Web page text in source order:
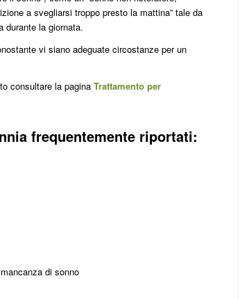
a svegliarsi troppo presto la mattina” tale da
durante la giornata.
vi siano adeguate circostanze per un
consultare la pagina Trattamento per
frequentemente riportati:
di sonno